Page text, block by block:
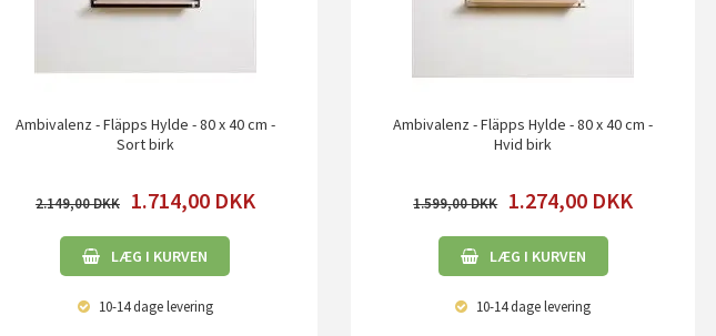
Ambivalenz - Fläpps Hylde - 80 x 40 cm -
Sort birk
2.149,00 1.714,00 DKK
LÆG I KURVEN
10-14 dagelevering
Ambivalenz - Fläpps Hylde - 80 x 40 cm -
Hvid birk
1.599,00 1.274,00 DKK
LÆG I KURVEN
10-14 dagelevering